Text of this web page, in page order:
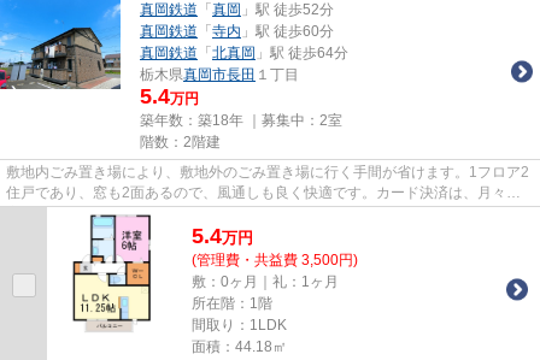
真岡鉄道 「 真岡 」駅 徒歩52分
真岡鉄道 「 寺内 」駅 徒歩60分
真岡鉄道 「 北真岡 」駅 徒歩64分
栃木県真岡市長田 １丁目
5.4万円
築年数：築18年 ｜募集中： 2室
階数：2階建
敷地内ごみ置き場により、敷地外のごみ置き場に行く手間が省けます。1フロア2
住戸であり、窓も2面あるので、風通しも良く快適です。カード決済は、月々の
家賃や初期費用支払いのわずら...
5.4万円
(管理費・共益費 3,500円)
敷：0ヶ月｜礼：1ヶ月
所在階：1階
間取り：1LDK
面積：44.18㎡